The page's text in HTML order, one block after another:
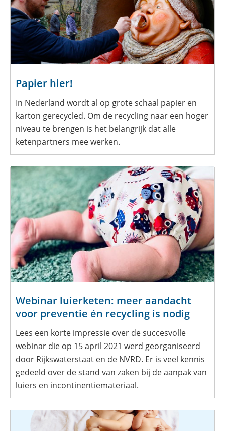
Papier hier!
In Nederland wordt al op grote schaal papier en
karton gerecycled. Om de recycling naar een hoger
niveau te brengen is het belangrijk dat alle
ketenpartners mee werken.
Webinar luierketen: meer aandacht
voor preventie én recycling is nodig
Lees een korte impressie over de succesvolle
webinar die op 15 april 2021 werd georganiseerd
door Rijkswaterstaat en de NVRD. Er is veel kennis
gedeeld over de stand van zaken bij de aanpak van
luiers en incontinentiemateriaal.